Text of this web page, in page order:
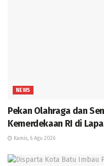
NEWS
Pekan Olahraga dan
Kemerdekaan RI di
Kamis, 6 Agu 2026